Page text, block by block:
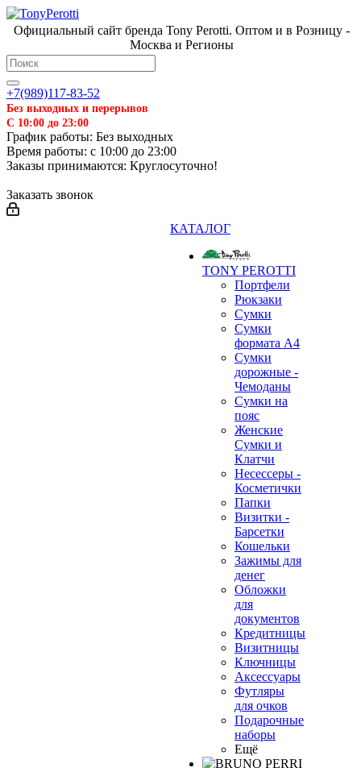
Официальный сайт бренда Tony Perotti. Оптом и в Розницу -
Москва и Регионы
+7(989)117-83-52
Без выходных и перерывов
С 10:00 до 23:00
График работы: Без выходных
Время работы: с 10:00 до 23:00
Заказы принимаются: Круглосуточно!
Заказать звонок
КАТАЛОГ
TONY PEROTTI
Портфели
Рюкзаки
Сумки
Сумки
формата А4
Сумки
дорожные -
Чемоданы
Сумки на
пояс
Женские
Сумки и
Клатчи
Несессеры -
Косметички
Папки
Визитки -
Барсетки
Кошельки
Зажимы для
денег
Обложки
для
документов
Кредитницы
Визитницы
Ключницы
Аксессуары
Футляры
для очков
Подарочные
наборы
Ещё